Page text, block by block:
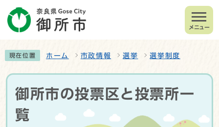
メニュー
現在位置 ホーム 市政情報 選挙 選挙制度
御所市の投票区と投票所一
覧